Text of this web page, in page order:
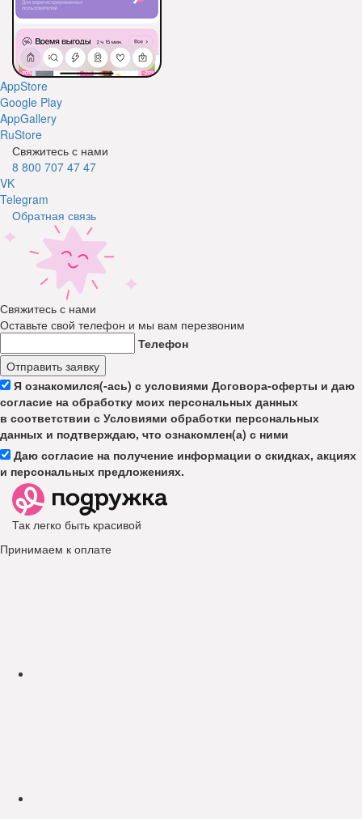
AppStore
Google Play
AppGallery
RuStore
Свяжитесь с нами
8 800 707 47 47
VK
Telegram
Обратная связь
Свяжитесь с нами
Оставьте свой телефон и мы вам перезвоним
Телефон
Отправить заявку
Я ознакомился(-ась) с условиями Договора-оферты и даю
согласие на обработку моих персональных данных
в соответствии с Условиями обработки персональных
данных и подтверждаю, что ознакомлен(а) с ними
Даю согласие на получение информации о скидках, акциях
и персональных предложениях.
Так легко быть красивой
Принимаем к оплате